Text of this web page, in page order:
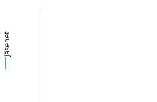
Jäsenet